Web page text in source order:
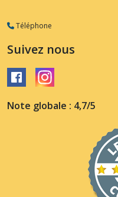
Téléphone
Suivez nous
Note globale : 4,7/5